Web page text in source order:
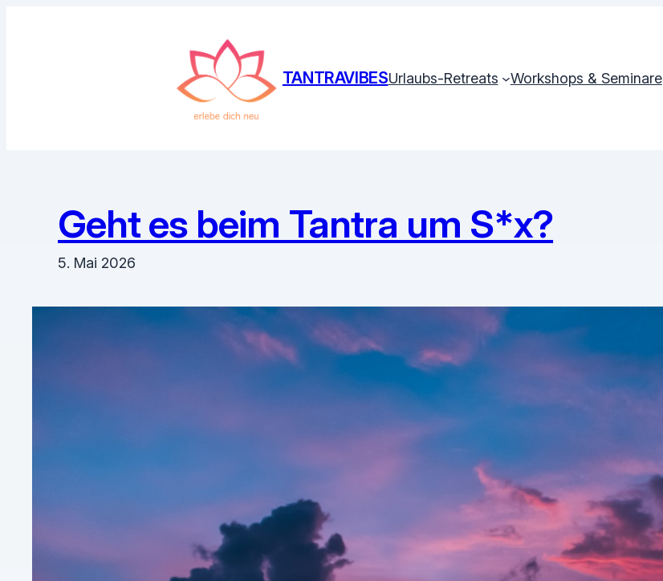
TANTRAVIBESUrlaubs-Retreats Workshops & Seminare
Geht es beim Tantra um S*x?
5. Mai 2026